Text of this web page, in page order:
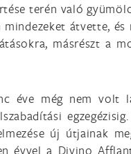
terén való
átvette, és
másrészt a
éve még nem volt
új útjainak
évvel a Divino